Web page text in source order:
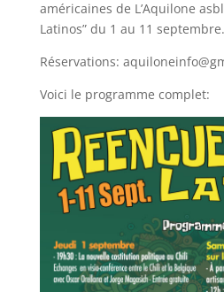
américaines de L’Aquilone
Latinos” du 1 au 11
Réservations:
Voici le programme complet: